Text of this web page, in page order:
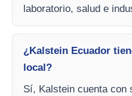
laboratorio, salud e
¿Kalstein Ecuador
local?
Sí, Kalstein cuenta con